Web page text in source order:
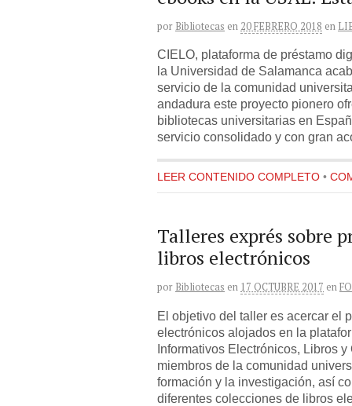
por Bibliotecas en 20 FEBRERO 2018 en
CIELO, plataforma de préstamo
la Universidad de Salamanca
servicio de la comunidad
andadura este proyecto pionero
bibliotecas universitarias en
servicio consolidado y con gran
LEER CONTENIDO COMPLETO •
Talleres exprés sobre
libros electrónicos
por Bibliotecas en 17 OCTUBRE 2017 en
El objetivo del taller es acercar el
electrónicos alojados en la
Informativos Electrónicos, Libros
miembros de la comunidad
formación y la investigación, así
diferentes colecciones de libros